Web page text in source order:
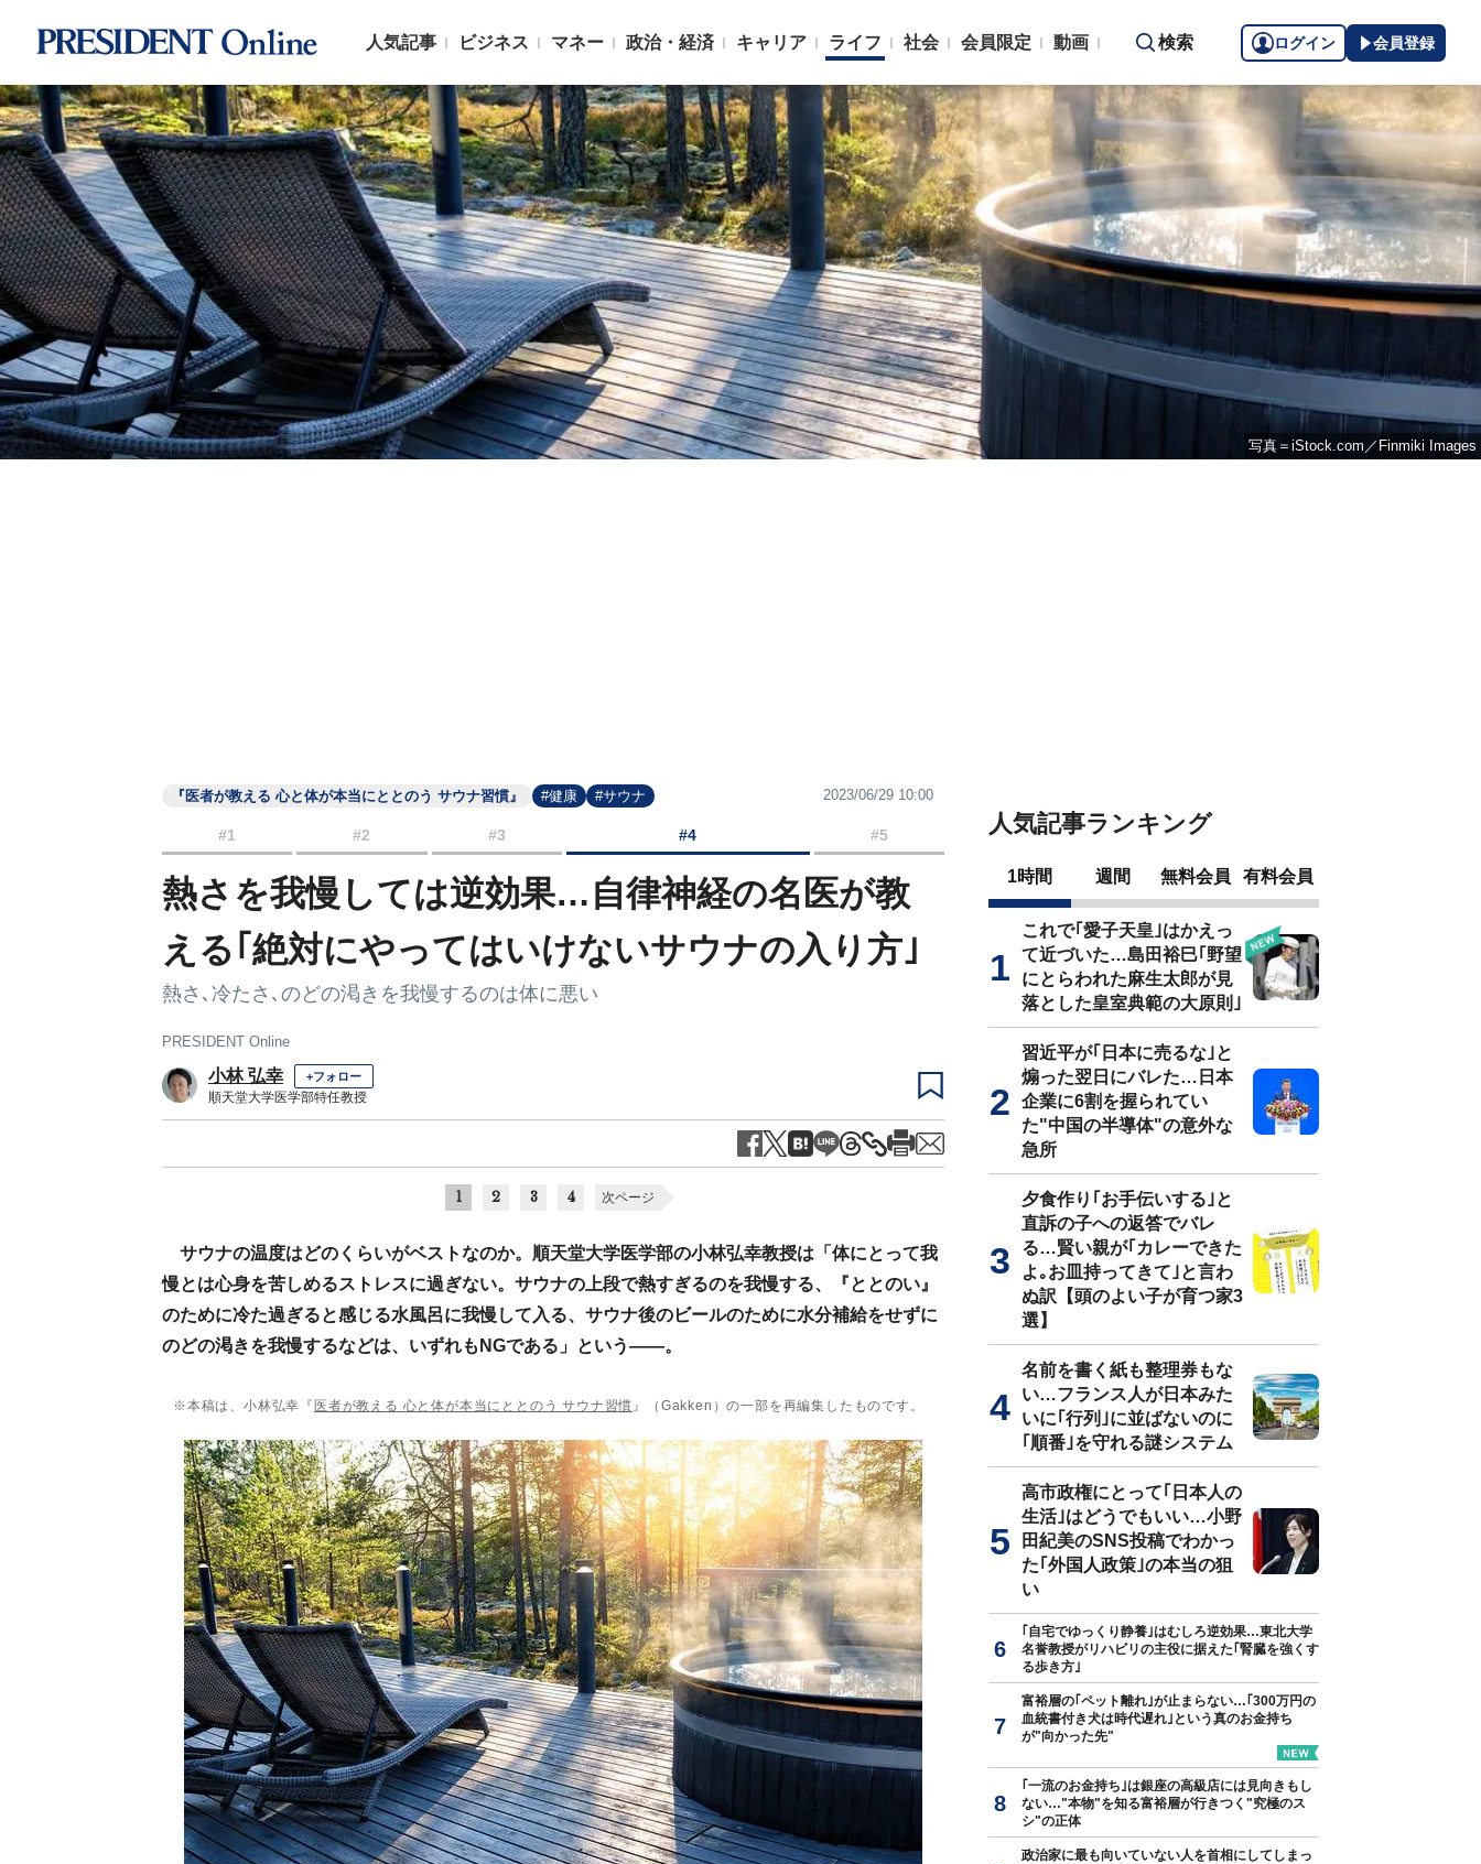
人気記事 ビジネス マネー 政治・経済 キャリア ライフ 社会 会員限定 動画 検索 ログイン 会員登録
写真＝iStock.com／Finmiki Images
『医者が教える 心と体が本当にととのう サウナ習慣』 #健康 #サウナ 2023/06/29 10:00
#1 #2 #3 #4 #5
熱さを我慢しては逆効果…自律神経の名医が教
える｢絶対にやってはいけないサウナの入り方｣
熱さ､冷たさ､のどの渇きを我慢するのは体に悪い
PRESIDENT Online
小林 弘幸 +フォロー
順天堂大学医学部特任教授
1 2 3 4 次ページ
サウナの温度はどのくらいがベストなのか。順天堂大学医学部の小林弘幸教授は「体にとって我
慢とは心身を苦しめるストレスに過ぎない。サウナの上段で熱すぎるのを我慢する、『ととのい』
のために冷た過ぎると感じる水風呂に我慢して入る、サウナ後のビールのために水分補給をせずに
のどの渇きを我慢するなどは、いずれもNGである」という――。
※本稿は、小林弘幸『 医者が教える 心と体が本当にととのう サウナ習慣 』（Gakken）の一部を再編集したものです。
人気記事ランキング
1時間 週間 無料会員 有料会員
これで｢愛子天皇｣はかえっ
て近づいた…島田裕巳｢野望
にとらわれた麻生太郎が見
落とした皇室典範の大原則｣
習近平が｢日本に売るな｣と
煽った翌日にバレた…日本
企業に6割を握られてい
た"中国の半導体"の意外な
急所
夕食作り｢お手伝いする｣と
直訴の子への返答でバレ
る…賢い親が｢カレーできた
よ｡お皿持ってきて｣と言わ
ぬ訳【頭のよい子が育つ家3
選】
名前を書く紙も整理券もな
い…フランス人が日本みた
いに｢行列｣に並ばないのに
｢順番｣を守れる謎システム
高市政権にとって｢日本人の
生活｣はどうでもいい…小野
田紀美のSNS投稿でわかっ
た｢外国人政策｣の本当の狙
い
｢自宅でゆっくり静養｣はむしろ逆効果…東北大学
名誉教授がリハビリの主役に据えた｢腎臓を強くす
る歩き方｣
富裕層の｢ペット離れ｣が止まらない…｢300万円の
血統書付き犬は時代遅れ｣という真のお金持ち
が"向かった先"
｢一流のお金持ち｣は銀座の高級店には見向きもし
ない…"本物"を知る富裕層が行きつく"究極のス
シ"の正体
政治家に最も向いていない人を首相にしてしまっ